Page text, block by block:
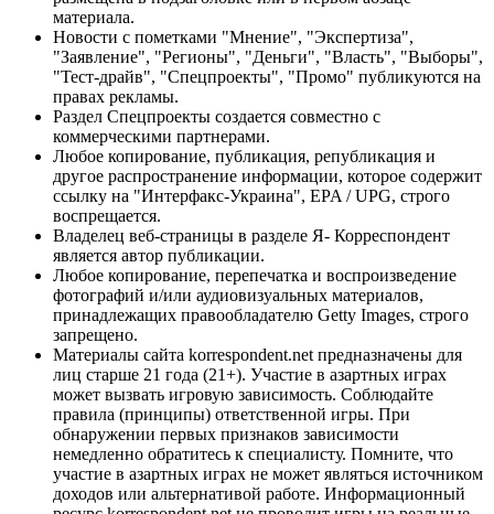
материала.
Новости с пометками "Мнение", "Экспертиза",
"Заявление", "Регионы", "Деньги", "Власть", "Выборы",
"Тест-драйв", "Спецпроекты", "Промо" публикуются на
правах рекламы.
Раздел Спецпроекты создается совместно с
коммерческими партнерами.
Любое копирование, публикация, републикация и
другое распространение информации, которое содержит
ссылку на "Интерфакс-Украина", EPA / UPG, строго
воспрещается.
Владелец веб-страницы в разделе Я- Корреспондент
является автор публикации.
Любое копирование, перепечатка и воспроизведение
фотографий и/или аудиовизуальных материалов,
принадлежащих правообладателю Getty Images, строго
запрещено.
Материалы сайта korrespondent.net предназначены для
лиц старше 21 года (21+). Участие в азартных играх
может вызвать игровую зависимость. Соблюдайте
правила (принципы) ответственной игры. При
обнаружении первых признаков зависимости
немедленно обратитесь к специалисту. Помните, что
участие в азартных играх не может являться источником
доходов или альтернативой работе. Информационный